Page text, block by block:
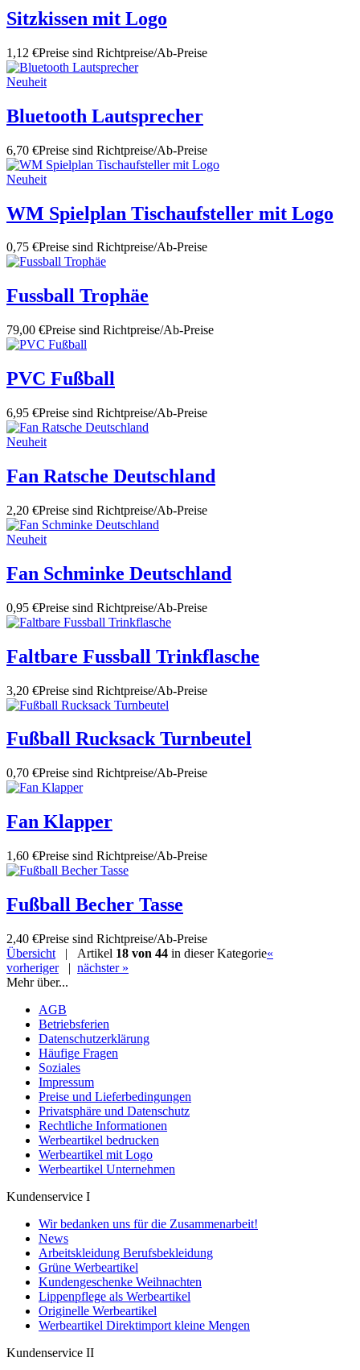
Sitzkissen mit Logo
1,12 €Preise sind Richtpreise/Ab-Preise
Neuheit
Bluetooth Lautsprecher
6,70 €Preise sind Richtpreise/Ab-Preise
Neuheit
WM Spielplan Tischaufsteller mit Logo
0,75 €Preise sind Richtpreise/Ab-Preise
Fussball Trophäe
79,00 €Preise sind Richtpreise/Ab-Preise
PVC Fußball
6,95 €Preise sind Richtpreise/Ab-Preise
Neuheit
Fan Ratsche Deutschland
2,20 €Preise sind Richtpreise/Ab-Preise
Neuheit
Fan Schminke Deutschland
0,95 €Preise sind Richtpreise/Ab-Preise
Faltbare Fussball Trinkflasche
3,20 €Preise sind Richtpreise/Ab-Preise
Fußball Rucksack Turnbeutel
0,70 €Preise sind Richtpreise/Ab-Preise
Fan Klapper
1,60 €Preise sind Richtpreise/Ab-Preise
Fußball Becher Tasse
2,40 €Preise sind Richtpreise/Ab-Preise
Übersicht | Artikel 18 von 44 in dieser Kategorie«
vorheriger| nächster »
Mehr über...
AGB
Betriebsferien
Datenschutzerklärung
Häufige Fragen
Soziales
Impressum
Preise und Lieferbedingungen
Privatsphäre und Datenschutz
Rechtliche Informationen
Werbeartikel bedrucken
Werbeartikel mit Logo
Werbeartikel Unternehmen
Kundenservice I
Wir bedanken uns für die Zusammenarbeit!
News
Arbeitskleidung Berufsbekleidung
Grüne Werbeartikel
Kundengeschenke Weihnachten
Lippenpflege als Werbeartikel
Originelle Werbeartikel
Werbeartikel Direktimport kleine Mengen
Kundenservice II